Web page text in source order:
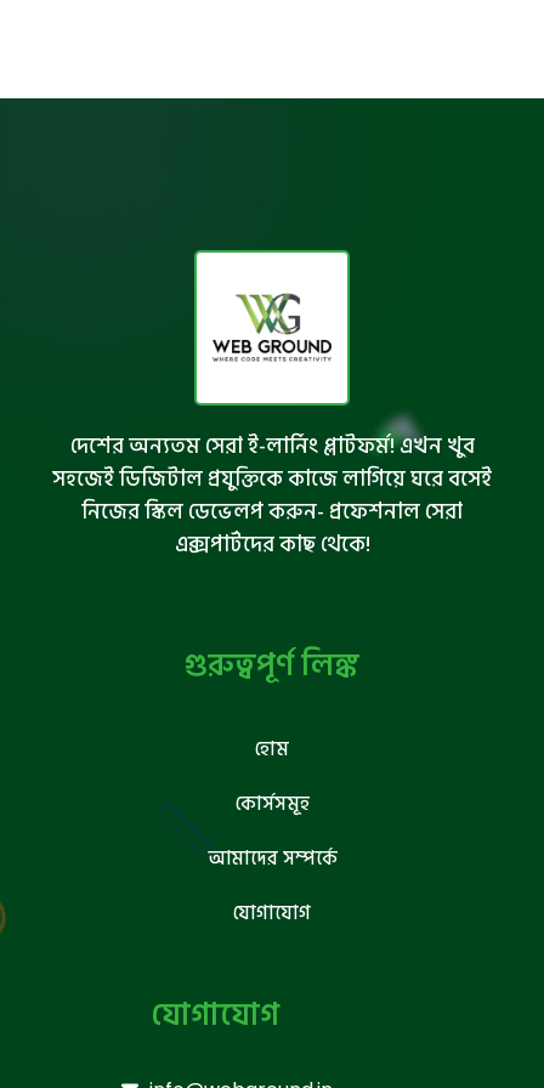
দেশের অন্যতম সেরা ই-লার্নিং প্লাটফর্ম! এখন খুব
সহজেই ডিজিটাল প্রযুক্তিকে কাজে লাগিয়ে ঘরে বসেই
নিজের স্কিল ডেভেলপ করুন- প্রফেশনাল সেরা
এক্সপার্টদের কাছ থেকে!
গুরুত্বপূর্ণ লিঙ্ক
হোম
কোর্সসমূহ
আমাদের সম্পর্কে
যোগাযোগ
যোগাযোগ